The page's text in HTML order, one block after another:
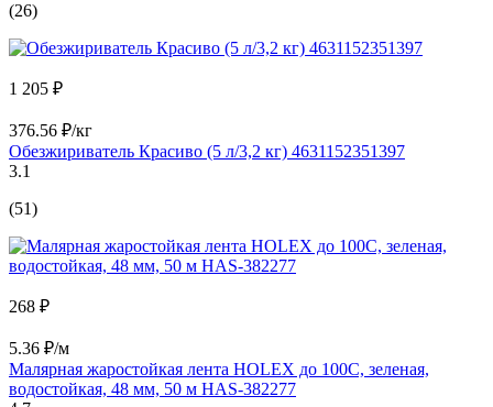
(26)
1 205 ₽
376.56 ₽/кг
Обезжириватель Красиво (5 л/3,2 кг) 4631152351397
3.1
(51)
268 ₽
5.36 ₽/м
Малярная жаростойкая лента HOLEX до 100С, зеленая,
водостойкая, 48 мм, 50 м HAS-382277